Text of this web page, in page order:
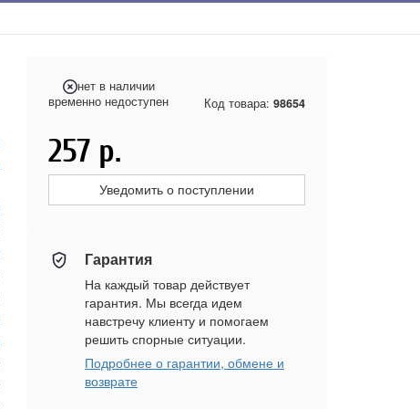
нет в наличии
временно недоступен
Код товара: 98654
257 р.
Уведомить о поступлении
Гарантия
На каждый товар действует
гарантия. Мы всегда идем
навстречу клиенту и помогаем
решить спорные ситуации.
Подробнее о гарантии, обмене и
возврате